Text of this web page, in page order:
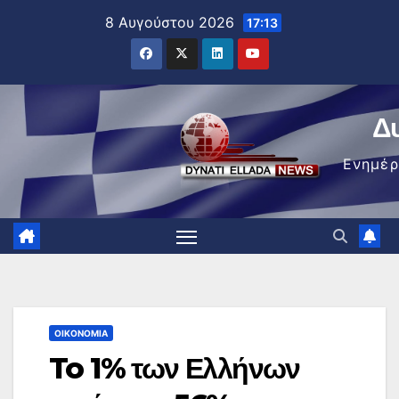
8 Αυγούστου 2026 17:13
ΟΙΚΟΝΟΜΊΑ
To 1% των Ελλήνων